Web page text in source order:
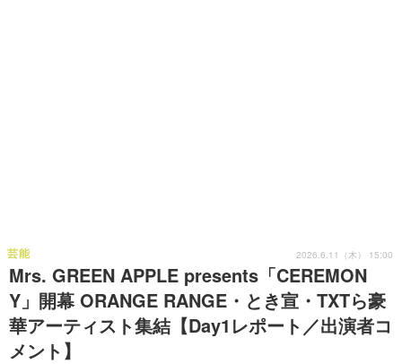
Mrs. GREEN APPLE presents「CEREMON
Y」開幕 ORANGE RANGE・とき宣・TXTら豪
華アーティスト集結【Day1レポート／出演者コ
メント】
芸能 2026.6.11（木） 15:00